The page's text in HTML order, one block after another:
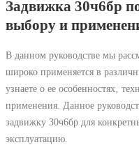
Задвижка 30ч6бр
выбору и
В данном руководстве мы
широко применяется в
узнаете о ее особенностях‚
применения. Данное
задвижку 30ч6бр для
эксплуатацию.